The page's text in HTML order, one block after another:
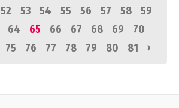
52 53 54 55 56 57 58
59
64 65 66 67 68 69
70
75 76 77 78 79 80 81 ›